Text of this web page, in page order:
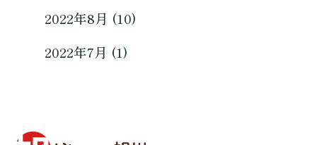
2022年8月 (10)
2022年7月 (1)